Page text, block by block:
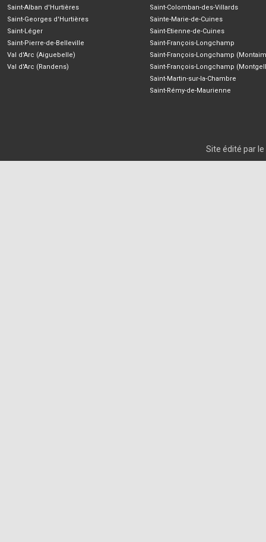
Saint-Alban d'Hurtières
Saint-Georges d'Hurtières
Saint-Léger
Saint-Pierre-de-Belleville
Val d'Arc (Aiguebelle)
Val d'Arc (Randens)
Saint-Colomban-des-Villards
Sainte-Marie-de-Cuines
Saint-Etienne-de-Cuines
Saint-François-Longchamp
Saint-François-Longchamp
Saint-François-Longchamp
Saint-Martin-sur-la-Chambre
Saint-Rémy-de-Maurienne
Site édité par